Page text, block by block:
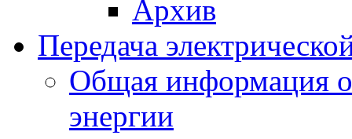
Архив
Передача
Общая информация о
энергии